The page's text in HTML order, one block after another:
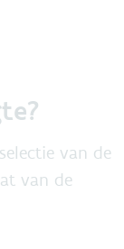
van de
van de